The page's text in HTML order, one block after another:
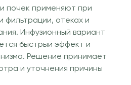
почек применяют при
фильтрации, отеках и
Инфузионный вариант
быстрый эффект и
Решение принимает
и уточнения причины